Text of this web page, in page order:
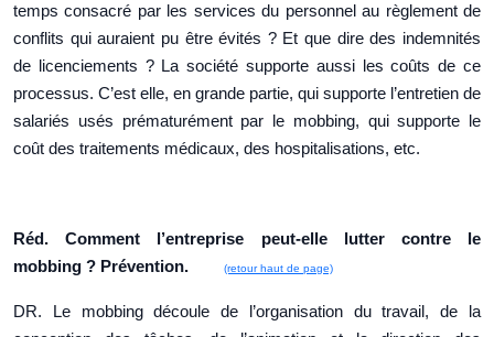
temps consacré par les services du personnel au règlement de
conflits qui auraient pu être évités ? Et que dire des indemnités
de licenciements ? La société supporte aussi les coûts de ce
processus. C’est elle, en grande partie, qui supporte l’entretien de
salariés usés prématurément par le mobbing, qui supporte le
coût des traitements médicaux, des hospitalisations, etc.
Réd. Comment l’entreprise peut-elle lutter contre le
mobbing ? Prévention.
(retour haut de page)
DR. Le mobbing découle de l’organisation du travail, de la